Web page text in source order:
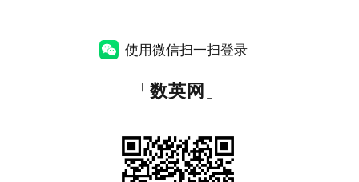
使用微信扫一扫登录
「数英网 」